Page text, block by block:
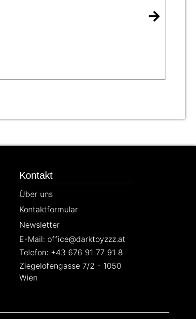
Kontakt
Über uns
Kontaktformular
Newsletter
E-Mail: office@darktoyzzz.at
Telefon: +43 676 91 77 91 8
Ziegelofengasse 7/2 - 1050
Wien